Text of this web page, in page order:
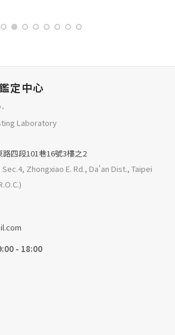
定中心
Laboratory
四段101巷16號3樓之2
Zhongxiao E. Rd., Da'an Dist., Taipei
- 18:00